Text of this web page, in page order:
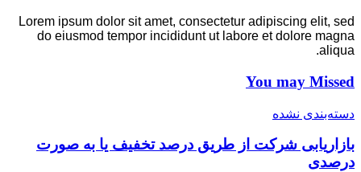
Lorem ipsum dolor sit amet, consectetur adipiscing elit, sed
do eiusmod tempor incididunt ut labore et dolore magna
aliqua.
You may Missed
دسته‌بندی نشده
بازاریابی شرکت از طریق درصد تخفیف یا به صورت
درصدی